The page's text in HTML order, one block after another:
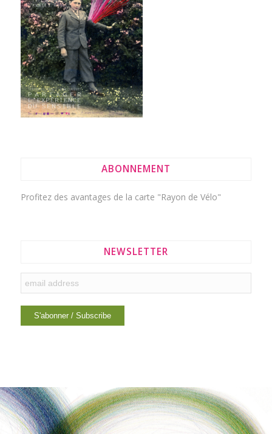
ABONNEMENT
Profitez des avantages de la carte "Rayon de Vélo"
NEWSLETTER
INTERESTING LINKS